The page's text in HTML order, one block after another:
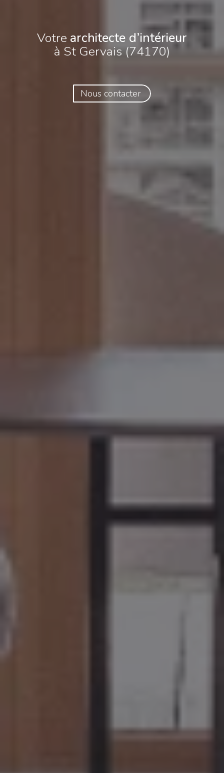
Votre architecte d’intérieur
à St Gervais (74170)
Nous contacter